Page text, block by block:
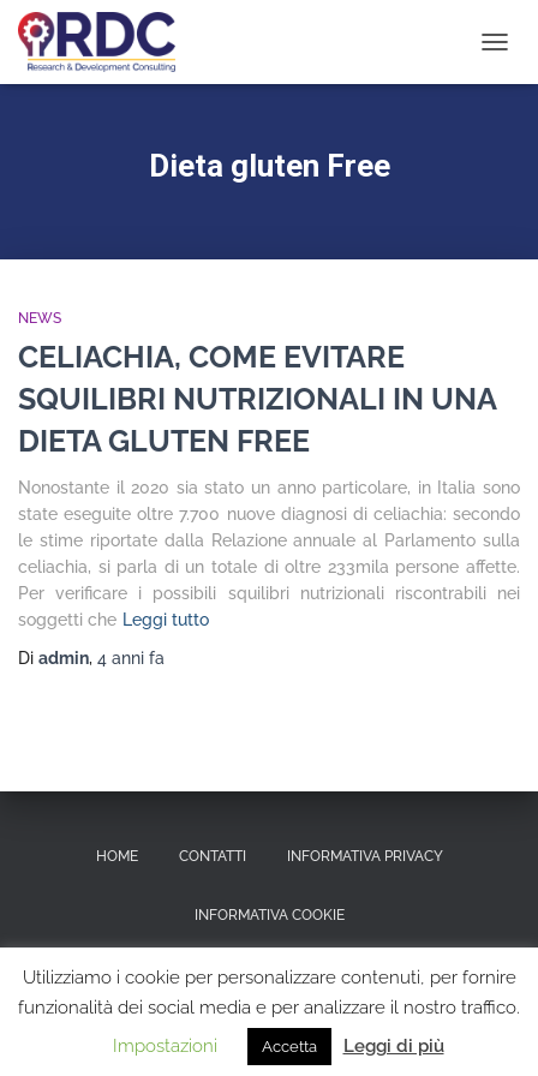
Dieta gluten Free
NEWS
CELIACHIA, COME EVITARE
SQUILIBRI NUTRIZIONALI IN UNA
DIETA GLUTEN FREE
Nonostante il 2020 sia stato un anno particolare, in Italia sono
state eseguite oltre 7.700 nuove diagnosi di celiachia: secondo
le stime riportate dalla Relazione annuale al Parlamento sulla
celiachia, si parla di un totale di oltre 233mila persone affette.
Per verificare i possibili squilibri nutrizionali riscontrabili nei
soggetti che Leggi tutto
Di admin, 4 anni fa
HOME CONTATTI INFORMATIVA PRIVACY
INFORMATIVA COOKIE
RICHIESTA CANCELLAZIONE DEI DATI PERSONALI
Hestia | Sviluppato daThemeIsle
Utilizziamo i cookie per personalizzare contenuti, per fornire
funzionalità dei social media e per analizzare il nostro traffico.
Impostazioni
Accetta Leggi di più